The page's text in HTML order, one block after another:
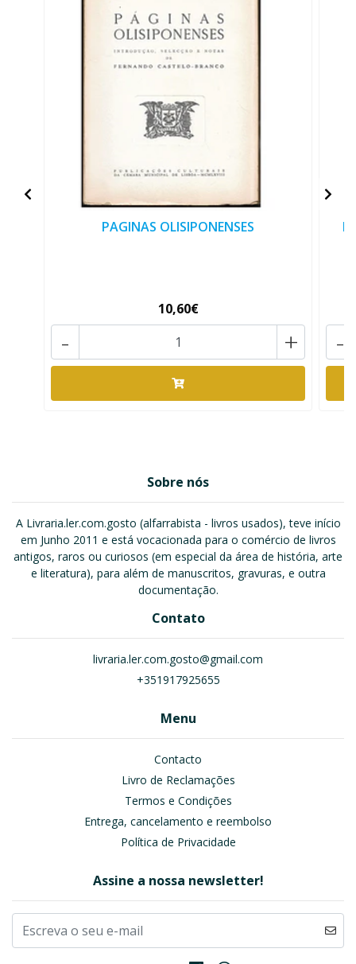
PAGINAS OLISIPONENSES
10,60€
+
- -
Sobre nós
A Livraria.ler.com.gosto (alfarrabista - livros usados), teve início
em Junho 2011 e está vocacionada para o comércio de livros
antigos, raros ou curiosos (em especial da área de história, arte
e literatura), para além de manuscritos, gravuras, e outra
documentação.
Contato
livraria.ler.com.gosto@gmail.com
+351917925655
Menu
Contacto
Livro de Reclamações
Termos e Condições
Entrega, cancelamento e reembolso
Política de Privacidade
Assine a nossa newsletter!